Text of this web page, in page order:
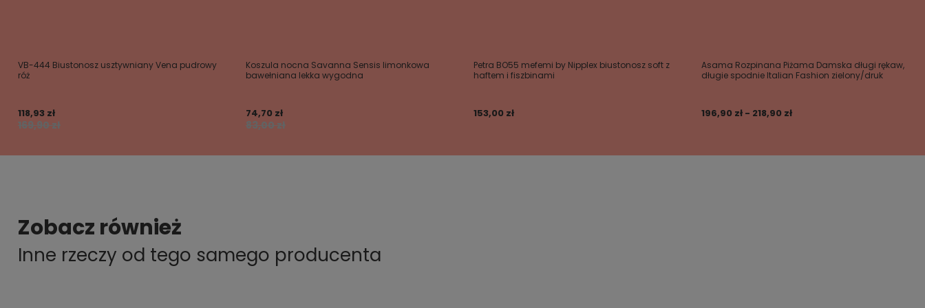
VB-444 Biustonosz usztywniany Vena pudrowy
róż
169,90 zł
118,93 zł
Koszula nocna Savanna Sensis limonkowa
bawełniana lekka wygodna
83,00 zł
74,70 zł
Petra BO55 mefemi by Nipplex biustonosz soft z
haftem i fiszbinami
153,00 zł
Asama Rozpinana Piżama Damska długi rękaw,
długie spodnie Italian Fashion zielony/druk
196,90 zł - 218,90 zł
Zobacz również
Inne rzeczy od tego samego producenta